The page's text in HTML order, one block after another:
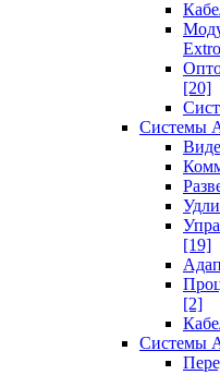
[20]
Системы
[19]
[2]
Системы